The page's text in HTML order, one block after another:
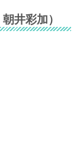
朝井彩加）